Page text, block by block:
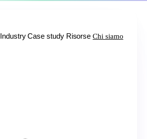
Industry Case study Risorse Chi siamo